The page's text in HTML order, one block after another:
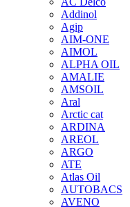
Addinol
Agip
AIM-ONE
AIMOL
ALPHA OIL
AMALIE
AMSOIL
Aral
Arctic cat
ARDINA
AREOL
ARGO
ATE
Atlas Oil
AUTOBACS
AVENO